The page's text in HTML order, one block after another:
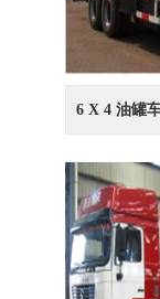
6 X 4 油罐